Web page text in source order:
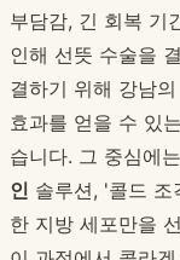
부담감, 긴 회복 기
인해 선뜻 수술을
결하기 위해 강남
효과를 얻을 수 있
습니다. 그 중심에는
인 솔루션, '콜드 조
한 지방 세포만을